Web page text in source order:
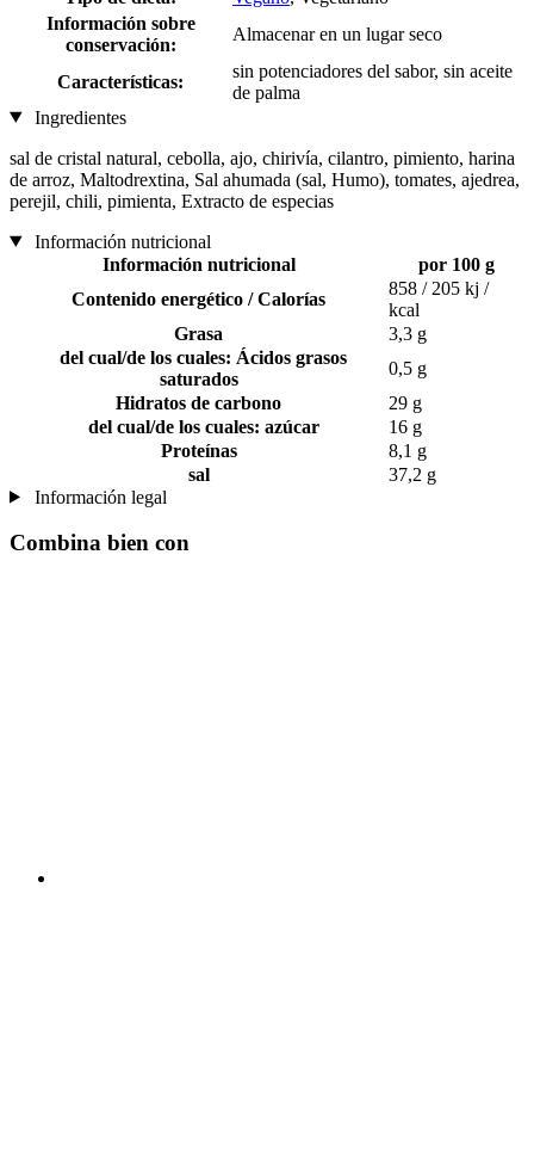
Información sobre
conservación:
Almacenar en un lugar seco
Características:
sin potenciadores del sabor, sin aceite
de palma
Ingredientes
sal de cristal natural, cebolla, ajo, chirivía, cilantro, pimiento, harina
de arroz, Maltodrextina, Sal ahumada (sal, Humo), tomates, ajedrea,
perejil, chili, pimienta, Extracto de especias
Información nutricional
Información nutricional
por 100 g
Contenido energético / Calorías
858 / 205 kj /
kcal
Grasa
3,3 g
del cual/de los cuales: Ácidos grasos
saturados
0,5 g
Hidratos de carbono
29 g
del cual/de los cuales: azúcar
16 g
Proteínas
8,1 g
sal
37,2 g
Información legal
Combina bien con